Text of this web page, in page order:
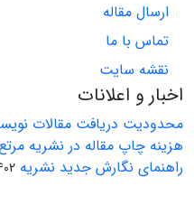
ارسال مقاله
تماس با ما
نقشه سایت
اخبار و اعلانات
محدودیت دریافت مقالات
هزینه چاپ مقاله در نشریه
راهنمای نگارش جدید نشریه 04-22